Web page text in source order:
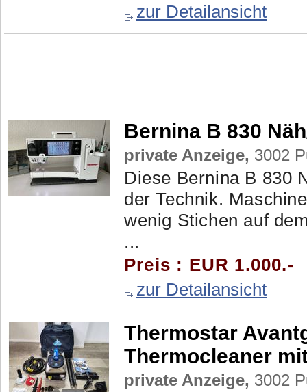
zur Detailansicht
Bernina B 830
private Anzeige, 3002
Diese Bernina B 830
der Technik.
wenig Stichen auf
...
Preis : EUR 1.000.-
zur Detailansicht
Thermostar
Thermocleaner
private Anzeige, 3002